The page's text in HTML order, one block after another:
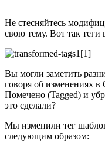
Не стесняйтесь
свою тему. Вот так теги
Вы могли заметить
говоря об изменениях
Помечено (Tagged) и
это сделали?
Мы изменили тег
следующим образом: